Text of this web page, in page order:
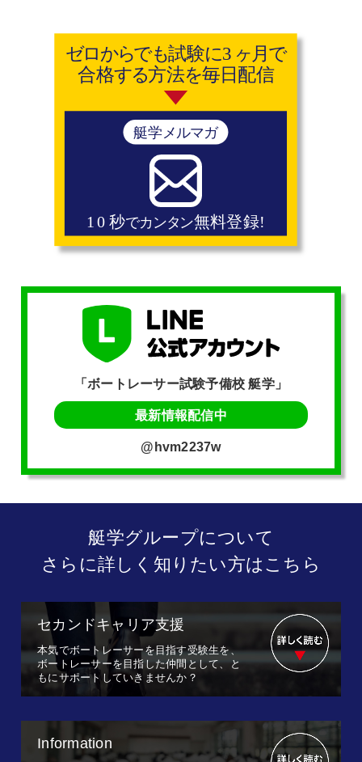
「ボートレーサー試験予備校 艇学」
最新情報配信中
@hvm2237w
艇学グループについて
さらに詳しく知りたい方はこちら
セカンドキャリア支援
本気でボートレーサーを目指す受験生を、
ボートレーサーを目指した仲間として、と
もにサポートしていきませんか？
Information